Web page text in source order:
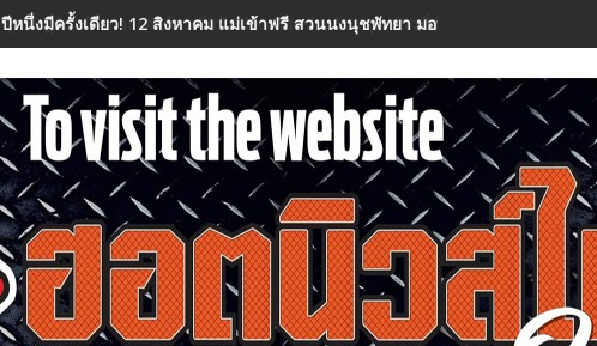
ปีหนึ่งมีครั้งเดียว! 12 สิงหาคม แม่เข้าฟรี สวนนงนุชพัทยา มอบของขวัญวันแม่แห่ง